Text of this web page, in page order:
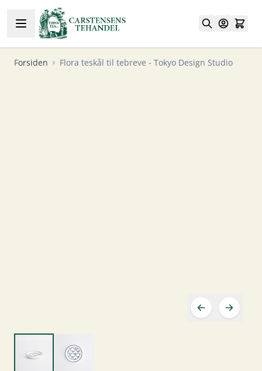
Skip to Content
Forsiden Flora teskål til tebreve - Tokyo Design Studio